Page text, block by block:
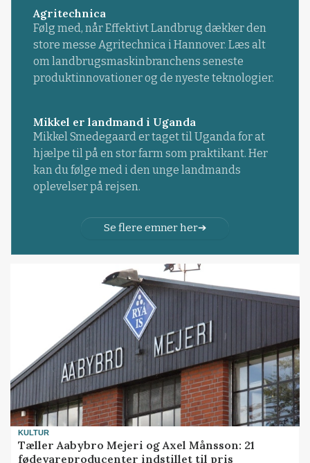
Agritechnica
Følg med, når Effektivt Landbrug dækker den
store messe Agritechnica i Hannover. Læs alt
om landbrugsmaskinbranchens seneste
produktinnovationer og de nyeste teknologier.
Mikkel er landmand i Uganda
Mikkel Smedegaard er taget til Uganda for at
hjælpe til på en stor farm som praktikant. Her
kan du følge med i den unge landmands
oplevelser på rejsen.
Se flere emner her
KULTUR
Tæller Aabybro Mejeri og Axel Månsson: 21
fødevareproducenter indstillet til pris